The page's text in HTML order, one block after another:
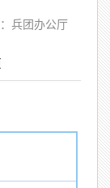
兵团办公厅